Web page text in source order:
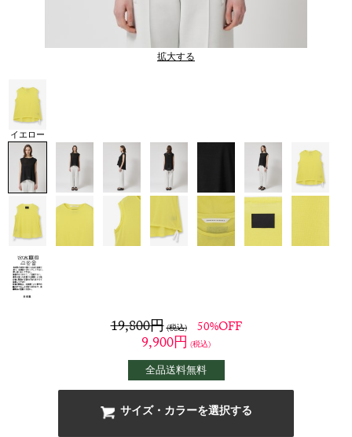
拡大する
イエロー
19,800円(税込) 50%OFF
9,900円 (税込)
全品送料無料
サイズ・カラーを選択する